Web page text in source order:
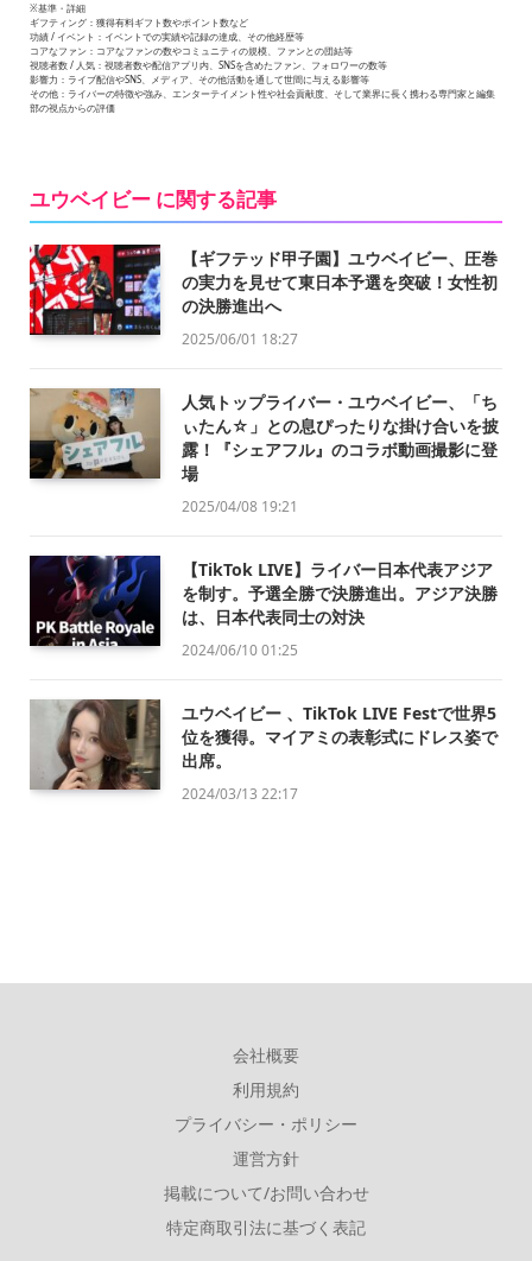
※基準・詳細
ギフティング：獲得有料ギフト数やポイント数など
功績 / イベント：イベントでの実績や記録の達成、その他経歴等
コアなファン：コアなファンの数やコミュニティの規模、ファンとの団結等
視聴者数 / 人気：視聴者数や配信アプリ内、SNSを含めたファン、フォロワーの数等
影響力：ライブ配信やSNS、メディア、その他活動を通して世間に与える影響等
その他：ライバーの特徴や強み、エンターテイメント性や社会貢献度、そして業界に長く携わる専門家と編集
部の視点からの評価
ユウベイビー に関する記事
【ギフテッド甲子園】ユウベイビー、圧巻
の実力を見せて東日本予選を突破！女性初
の決勝進出へ
2025/06/01 18:27
人気トップライバー・ユウベイビー、「ち
ぃたん☆」との息ぴったりな掛け合いを披
露！『シェアフル』のコラボ動画撮影に登
場
2025/04/08 19:21
【TikTok LIVE】ライバー日本代表アジア
を制す。予選全勝で決勝進出。アジア決勝
は、日本代表同士の対決
2024/06/10 01:25
ユウベイビー 、TikTok LIVE Festで世界5
位を獲得。マイアミの表彰式にドレス姿で
出席。
2024/03/13 22:17
会社概要
利用規約
プライバシー・ポリシー
運営方針
掲載について/お問い合わせ
特定商取引法に基づく表記